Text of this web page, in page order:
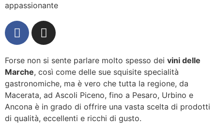
appassionante
Forse non si sente parlare molto spesso dei vini delle
Marche, così come delle sue squisite specialità
gastronomiche, ma è vero che tutta la regione, da
Macerata, ad Ascoli Piceno, fino a Pesaro, Urbino e
Ancona è in grado di offrire una vasta scelta di prodotti
di qualità, eccellenti e ricchi di gusto.